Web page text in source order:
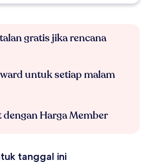
gratis jika rencana
untuk setiap malam
Harga Member
tanggal ini